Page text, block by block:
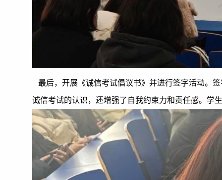
最后，开展《诚信考试倡议书》并进行签字活动。
诚信考试的认识，还增强了自我约束力和责任感。学